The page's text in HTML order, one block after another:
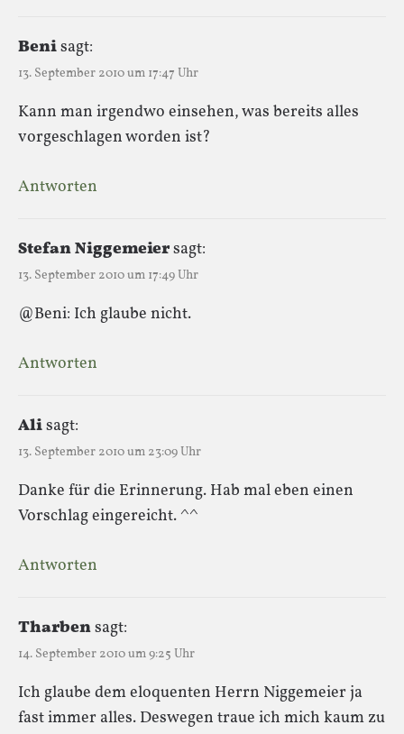
Benisagt:
13. September 2010 um 17:47 Uhr
Kann man irgendwo einsehen, was bereits alles
vorgeschlagen worden ist?
Antworten
Stefan Niggemeiersagt:
13. September 2010 um 17:49 Uhr
@Beni: Ich glaube nicht.
Antworten
Alisagt:
13. September 2010 um 23:09 Uhr
Danke für die Erinnerung. Hab mal eben einen
Vorschlag eingereicht. ^^
Antworten
Tharbensagt:
14. September 2010 um 9:25 Uhr
Ich glaube dem eloquenten Herrn Niggemeier ja
fast immer alles. Deswegen traue ich mich kaum zu